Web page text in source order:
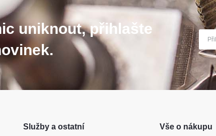
uniknout, přihlašte
Služby a ostatní Vše o nákupu